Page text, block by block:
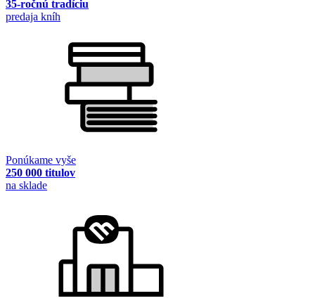
35-ročnú tradíciu
predaja kníh
Ponúkame vyše
250 000 titulov
na sklade